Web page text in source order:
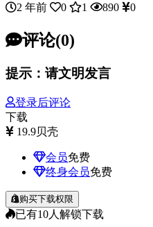
2 年前
0 1 890 0
评论(0)
提示：请文明发言
登录后评论
下载
19.9贝壳
会员免费
终身会员免费
购买下载权限
已有10人解锁下载